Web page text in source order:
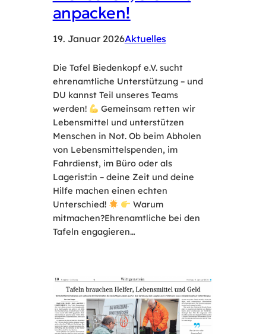
anpacken!
19. Januar 2026Aktuelles
Die Tafel Biedenkopf e.V. sucht
ehrenamtliche Unterstützung – und
DU kannst Teil unseres Teams
werden!
Gemeinsam retten wir
Lebensmittel und unterstützen
Menschen in Not. Ob beim Abholen
von Lebensmittelspenden, im
Fahrdienst, im Büro oder als
Lagerist:in – deine Zeit und deine
Hilfe machen einen echten
Unterschied!
Warum
mitmachen?Ehrenamtliche bei den
Tafeln engagieren…